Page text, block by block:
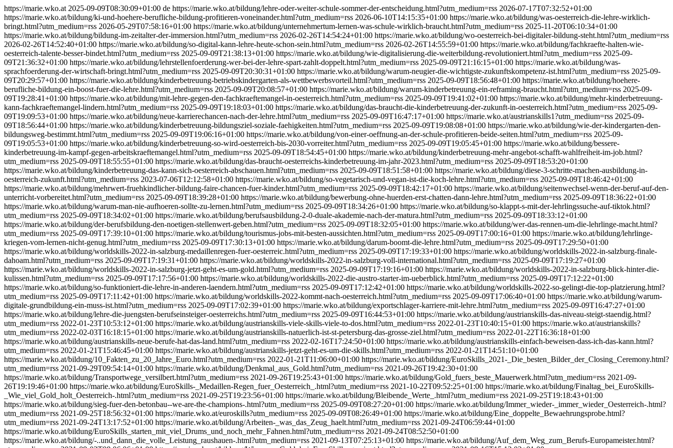
https://marie.wko.at 2025-09-09T08:30:09+01:00 de https://marie.wko.at/bildung/lehre-oder-weiter-schule-sommer-der-entscheidung.html?utm_medium=rss 2026-07-17T07:32:52+01:00
https://marie.wko.at/bildung/ki-und-hoehere-berufliche-bildung-profitieren-voneinander.html?utm_medium=rss 2026-06-10T14:15:35+01:00 https://marie.wko.at/bildung/was-oesterreich-die-lehre-wirklich-
bringt.html?utm_medium=rss 2026-05-29T07:58:16+01:00 https://marie.wko.at/bildung/unternehmertum-lernen-was-schule-wirklich-braucht.html?utm_medium=rss 2025-11-20T06:10:34+01:00
https://marie.wko.at/bildung/bildung-im-zeitalter-der-immersion.html?utm_medium=rss 2026-02-26T14:54:24+01:00 https://marie.wko.at/bildung/wo-oesterreich-bei-digitaler-bildung-steht.html?utm_medium=rss
2026-02-26T14:52:40+01:00 https://marie.wko.at/bildung/so-digital-kann-lehre-heute-schon-sein.html?utm_medium=rss 2026-02-26T14:55:59+01:00 https://marie.wko.at/bildung/fachkraefte-halten-wie-
oesterreich-talente-besser-bindet.html?utm_medium=rss 2025-09-09T21:38:13+01:00 https://marie.wko.at/bildung/wie-digitalisierung-die-weiterbildung-revolutioniert.html?utm_medium=rss 2025-09-
09T21:36:32+01:00 https://marie.wko.at/bildung/lehrstellenfoerderung-wer-bei-der-lehre-spart-zahlt-doppelt.html?utm_medium=rss 2025-09-09T21:16:15+01:00 https://marie.wko.at/bildung/was-
sprachfoerderung-der-wirtschaft-bringt.html?utm_medium=rss 2025-09-09T20:30:31+01:00 https://marie.wko.at/bildung/warum-neugier-die-wichtigste-zukunftskompetenz-ist.html?utm_medium=rss 2025-09-
09T20:29:57+01:00 https://marie.wko.at/bildung/kinderbetreuung-betriebskindergarten-als-wettbewerbsvorteil.html?utm_medium=rss 2025-09-09T18:56:48+01:00 https://marie.wko.at/bildung/hoehere-
berufliche-bildung-ein-boost-fuer-die-lehre.html?utm_medium=rss 2025-09-09T20:08:57+01:00 https://marie.wko.at/bildung/warum-kinderbetreuung-ein-reframing-braucht.html?utm_medium=rss 2025-09-
09T19:28:41+01:00 https://marie.wko.at/bildung/mit-lehre-gegen-den-fachkraeftemangel-in-oesterreich.html?utm_medium=rss 2025-09-09T19:41:02+01:00 https://marie.wko.at/bildung/mehr-kinderbetreuung-
kann-fachkraeftemangel-lindern.html?utm_medium=rss 2025-09-09T19:18:03+01:00 https://marie.wko.at/bildung/das-braucht-die-kinderbetreuung-der-zukunft-in-oesterreich.html?utm_medium=rss 2025-09-
09T19:09:53+01:00 https://marie.wko.at/bildung/neue-karrierechancen-nach-der-lehre.html?utm_medium=rss 2025-09-09T16:47:17+01:00 https://marie.wko.at/austrianskills1?utm_medium=rss 2025-09-
09T18:56:44+01:00 https://marie.wko.at/bildung/kinderbetreuung-bildungsziel-soziale-faehigkeiten.html?utm_medium=rss 2025-09-09T19:08:08+01:00 https://marie.wko.at/bildung/wie-der-kindergarten-den-
bildungsweg-bestimmt.html?utm_medium=rss 2025-09-09T19:06:16+01:00 https://marie.wko.at/bildung/von-einer-oeffnung-an-der-schule-profitieren-beide-seiten.html?utm_medium=rss 2025-09-
09T19:05:53+01:00 https://marie.wko.at/bildung/kinderbetreuung-so-wird-oesterreich-bis-2030-vorreiter.html?utm_medium=rss 2025-09-09T19:05:45+01:00 https://marie.wko.at/bildung/bessere-
kinderbetreuung-im-kampf-gegen-arbeitskraeftemangel.html?utm_medium=rss 2025-09-09T18:54:45+01:00 https://marie.wko.at/bildung/kinderbetreuung-mehr-angebot-schafft-wahlfreiheit-im-job.html?
utm_medium=rss 2025-09-09T18:55:55+01:00 https://marie.wko.at/bildung/das-braucht-oesterreichs-kinderbetreuung-im-jahr-2023.html?utm_medium=rss 2025-09-09T18:53:20+01:00
https://marie.wko.at/bildung/kinderbetreuung-das-kann-sich-oesterreich-abschauen.html?utm_medium=rss 2025-09-09T18:51:58+01:00 https://marie.wko.at/bildung/diese-3-schritte-machen-ausbildung-in-
oesterreich-zukunft.html?utm_medium=rss 2023-07-06T12:12:58+01:00 https://marie.wko.at/bildung/so-vegetarisch-und-vegan-ist-die-koch-lehre.html?utm_medium=rss 2025-09-09T18:46:42+01:00
https://marie.wko.at/bildung/mehrwert-fruehkindlicher-bildung-faire-chancen-fuer-kinder.html?utm_medium=rss 2025-09-09T18:42:17+01:00 https://marie.wko.at/bildung/seitenwechsel-wenn-der-beruf-auf-den-
unterricht-vorbereitet.html?utm_medium=rss 2025-09-09T18:39:28+01:00 https://marie.wko.at/bildung/bewerbung-ohne-huerden-erst-chatten-dann-lehre.html?utm_medium=rss 2025-09-09T18:36:22+01:00
https://marie.wko.at/bildung/warum-man-nie-aufhoeren-sollte-zu-lernen.html?utm_medium=rss 2025-09-09T18:34:26+01:00 https://marie.wko.at/bildung/so-klappt-s-mit-der-lehrlingssuche-auf-tiktok.html?
utm_medium=rss 2025-09-09T18:34:02+01:00 https://marie.wko.at/bildung/berufsausbildung-2-0-duale-akademie-nach-der-matura.html?utm_medium=rss 2025-09-09T18:33:12+01:00
https://marie.wko.at/bildung/der-berufsbildung-den-noetigen-stellenwert-geben.html?utm_medium=rss 2025-09-09T18:32:05+01:00 https://marie.wko.at/bildung/wer-das-rennen-um-die-lehrlinge-macht.html?
utm_medium=rss 2025-09-09T17:39:10+01:00 https://marie.wko.at/bildung/tourismus-jobs-mit-besten-aussichten.html?utm_medium=rss 2025-09-09T17:00:16+01:00 https://marie.wko.at/bildung/lehrlinge-
kriegen-vom-lernen-nicht-genug.html?utm_medium=rss 2025-09-09T17:30:13+01:00 https://marie.wko.at/bildung/darum-boomt-die-lehre.html?utm_medium=rss 2025-09-09T17:29:50+01:00
https://marie.wko.at/bildung/worldskills-2022-in-salzburg-medaillenregen-fuer-oesterreic.html?utm_medium=rss 2025-09-09T17:19:33+01:00 https://marie.wko.at/bildung/worldskills-2022-in-salzburg-finale-
dahoam.html?utm_medium=rss 2025-09-09T17:19:31+01:00 https://marie.wko.at/bildung/worldskills-2022-in-salzburg-voll-international.html?utm_medium=rss 2025-09-09T17:19:27+01:00
https://marie.wko.at/bildung/worldskills-2022-in-salzburg-jetzt-geht-es-um-gold.html?utm_medium=rss 2025-09-09T17:19:16+01:00 https://marie.wko.at/bildung/worldskills-2022-in-salzburg-blick-hinter-die-
kulissen.html?utm_medium=rss 2025-09-09T17:17:56+01:00 https://marie.wko.at/bildung/worldskills-2022-die-austro-starter-im-ueberblick.html?utm_medium=rss 2025-09-09T17:12:22+01:00
https://marie.wko.at/bildung/so-funktioniert-die-lehre-in-anderen-laendern.html?utm_medium=rss 2025-09-09T17:12:42+01:00 https://marie.wko.at/bildung/worldskills-2022-so-gelingt-die-top-platzierung.html?
utm_medium=rss 2025-09-09T17:11:42+01:00 https://marie.wko.at/bildung/worldskills-2022-kommt-nach-oesterreich.html?utm_medium=rss 2025-09-09T17:06:40+01:00 https://marie.wko.at/bildung/warum-
digitale-grundbildung-ein-muss-ist.html?utm_medium=rss 2025-09-09T17:02:39+01:00 https://marie.wko.at/bildung/exportschlager-karriere-mit-lehre.html?utm_medium=rss 2025-09-09T16:47:27+01:00
https://marie.wko.at/bildung/lehre-die-juengsten-berufseinsteiger-oesterreichs.html?utm_medium=rss 2025-09-09T16:44:53+01:00 https://marie.wko.at/bildung/austrianskills-das-niveau-steigt-staendig.html?
utm_medium=rss 2022-01-23T10:53:12+01:00 https://marie.wko.at/bildung/austrianskills-viele-skills-viele-to-dos.html?utm_medium=rss 2022-01-23T10:40:15+01:00 https://marie.wko.at/austrianskills?
utm_medium=rss 2022-02-03T16:18:15+01:00 https://marie.wko.at/bildung/austrianskills-natuerlich-ist-st-petersburg-das-grosse-ziel.html?utm_medium=rss 2022-01-22T16:36:18+01:00
https://marie.wko.at/bildung/austrianskills-neue-berufe-hat-das-land.html?utm_medium=rss 2022-02-16T17:24:50+01:00 https://marie.wko.at/bildung/austrianskills-einfach-beweisen-dass-ich-das-kann.html?
utm_medium=rss 2022-01-21T15:46:45+01:00 https://marie.wko.at/bildung/austrianskills-jetzt-geht-es-um-die-skills.html?utm_medium=rss 2022-01-21T14:51:10+01:00
https://marie.wko.at/bildung/10_Fakten_zu_20_Jahre_Euro.html?utm_medium=rss 2022-01-21T11:06:00+01:00 https://marie.wko.at/bildung/EuroSkills_2021-_Die_besten_Bilder_der_Closing_Ceremony.html?
utm_medium=rss 2021-09-29T09:54:14+01:00 https://marie.wko.at/bildung/Denkmal_aus_Gold.html?utm_medium=rss 2021-09-26T19:42:30+01:00
https://marie.wko.at/bildung/Transportwege_versilbert.html?utm_medium=rss 2021-09-26T19:25:43+01:00 https://marie.wko.at/bildung/Gold_fuers_beste_Mauerwerk.html?utm_medium=rss 2021-09-
26T19:19:46+01:00 https://marie.wko.at/bildung/EuroSkills-_Medaillen-Regen_fuer_Oesterreich_.html?utm_medium=rss 2021-10-22T09:52:25+01:00 https://marie.wko.at/bildung/Finaltag_bei_EuroSkills-
_Wie_viel_Gold_holt_Oesterreich-.html?utm_medium=rss 2021-09-25T19:23:56+01:00 https://marie.wko.at/bildung/Bleibende_Werte_.html?utm_medium=rss 2021-09-25T19:18:43+01:00
https://marie.wko.at/bildung/sieg-fuer-den-betonbau--we-are-the-champions-.html?utm_medium=rss 2025-09-09T08:27:20+01:00 https://marie.wko.at/bildung/Immer_wieder-_immer_wieder_Oesterreich-.html?
utm_medium=rss 2021-09-25T18:56:32+01:00 https://marie.wko.at/euroskills?utm_medium=rss 2025-09-09T08:26:49+01:00 https://marie.wko.at/bildung/Eine_doppelte_Bewaehrungsprobe.html?
utm_medium=rss 2021-09-24T13:17:52+01:00 https://marie.wko.at/bildung/Arbeiten-_was_das_Zeug_haelt.html?utm_medium=rss 2021-09-24T06:59:44+01:00
https://marie.wko.at/bildung/EuroSkills_starten_mit_viel_Drums_und_noch_mehr_Fahnen.html?utm_medium=rss 2021-09-24T08:52:50+01:00
https://marie.wko.at/bildung/-..und_dann_die_volle_Leistung_raushauen-.html?utm_medium=rss 2021-09-13T07:25:13+01:00 https://marie.wko.at/bildung/Auf_dem_Weg_zum_Berufs-Europameister.html?